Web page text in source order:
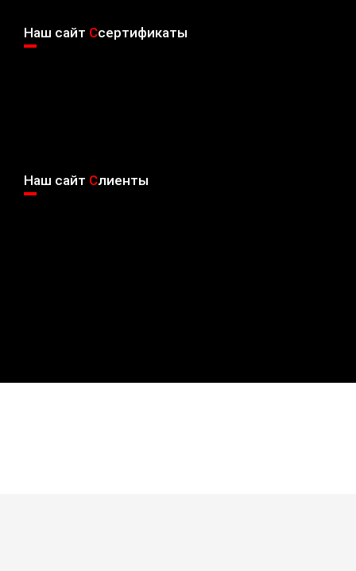
Наш сайт Cсертификаты
Наш сайт Cлиенты